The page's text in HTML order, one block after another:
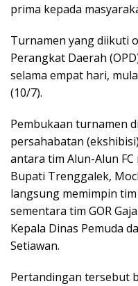
prima kepada
Turnamen yang diikuti
Perangkat Daerah
selama empat hari,
(10/7).
Pembukaan turnamen
persahabatan
antara tim Alun-Alun FC
Bupati Trenggalek,
langsung memimpin
sementara tim GOR
Kepala Dinas Pemuda
Setiawan.
Pertandingan tersebut